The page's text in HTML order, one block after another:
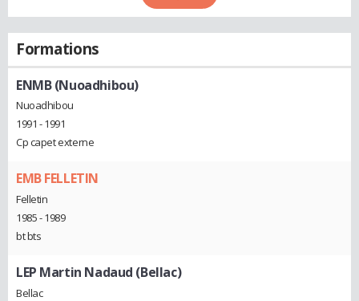
Formations
ENMB (Nuoadhibou)
Nuoadhibou
1991 - 1991
Cp capet externe
EMB FELLETIN
Felletin
1985 - 1989
bt bts
LEP Martin Nadaud (Bellac)
Bellac